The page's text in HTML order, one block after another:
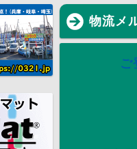
物流メ
ご